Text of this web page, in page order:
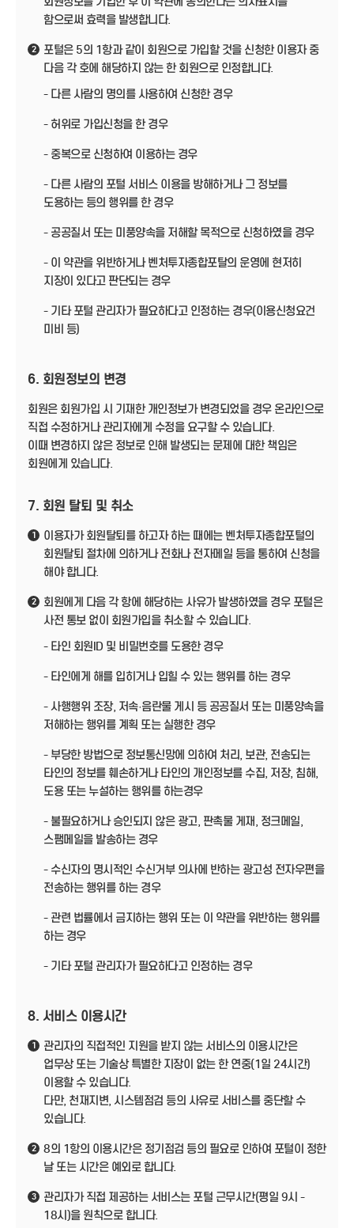
함으로써 효력을 발생합니다.
2
포털은 5의 1항과 같이 회원으로 가입할 것을 신청한 이용자 중
다음 각 호에 해당하지 않는 한 회원으로 인정합니다.
- 다른 사람의 명의를 사용하여 신청한 경우
- 허위로 가입신청을 한 경우
- 중복으로 신청하여 이용하는 경우
- 다른 사람의 포털 서비스 이용을 방해하거나 그 정보를
도용하는 등의 행위를 한 경우
- 공공질서 또는 미풍양속을 저해할 목적으로 신청하였을 경우
- 이 약관을 위반하거나 벤처투자종합포탈의 운영에 현저히
지장이 있다고 판단되는 경우
- 기타 포털 관리자가 필요하다고 인정하는 경우(이용신청요건
미비 등)
6. 회원정보의 변경
회원은 회원가입 시 기재한 개인정보가 변경되었을 경우 온라인으로
직접 수정하거나 관리자에게 수정을 요구할 수 있습니다.
이때 변경하지 않은 정보로 인해 발생되는 문제에 대한 책임은
회원에게 있습니다.
7. 회원 탈퇴 및 취소
1
이용자가 회원탈퇴를 하고자 하는 때에는 벤처투자종합포털의
회원탈퇴 절차에 의하거나 전화나 전자메일 등을 통하여 신청을
해야 합니다.
2
회원에게 다음 각 항에 해당하는 사유가 발생하였을 경우 포털은
사전 통보 없이 회원가입을 취소할 수 있습니다.
- 타인 회원ID 및 비밀번호를 도용한 경우
- 타인에게 해를 입히거나 입힐 수 있는 행위를 하는 경우
- 사행행위 조장, 저속·음란물 게시 등 공공질서 또는 미풍양속을
저해하는 행위를 계획 또는 실행한 경우
- 부당한 방법으로 정보통신망에 의하여 처리, 보관, 전송되는
타인의 정보를 훼손하거나 타인의 개인정보를 수집, 저장, 침해,
도용 또는 누설하는 행위를 하는경우
- 불필요하거나 승인되지 않은 광고, 판촉물 게재, 정크메일,
스팸메일을 발송하는 경우
- 수신자의 명시적인 수신거부 의사에 반하는 광고성 전자우편을
전송하는 행위를 하는 경우
- 관련 법률에서 금지하는 행위 또는 이 약관을 위반하는 행위를
하는 경우
- 기타 포털 관리자가 필요하다고 인정하는 경우
8. 서비스 이용시간
1
관리자의 직접적인 지원을 받지 않는 서비스의 이용시간은
업무상 또는 기술상 특별한 지장이 없는 한 연중(1일 24시간)
이용할 수 있습니다.
다만, 천재지변, 시스템점검 등의 사유로 서비스를 중단할 수
있습니다.
2
8의 1항의 이용시간은 정기점검 등의 필요로 인하여 포털이 정한
날 또는 시간은 예외로 합니다.
3
관리자가 직접 제공하는 서비스는 포털 근무시간(평일 9시 -
18시)을 원칙으로 합니다.